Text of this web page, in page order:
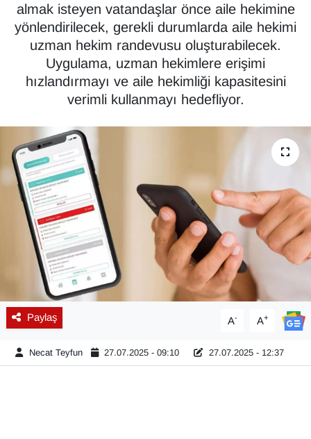
almak isteyen vatandaşlar önce aile hekimine
yönlendirilecek, gerekli durumlarda aile hekimi
uzman hekim randevusu oluşturabilecek.
Uygulama, uzman hekimlere erişimi
hızlandırmayı ve aile hekimliği kapasitesini
verimli kullanmayı hedefliyor.
Paylaş A- A+
Necat Teyfun 27.07.2025 - 09:10 27.07.2025 - 12:37
Deprem
Dernekler, Odalar
Diğer
EĞİTİM
EKONOMİ
Eleman
Emlak
En çok konuşulanlar
GENEL
Güncel
Son Dakika Haberleri
Haber Arşivi